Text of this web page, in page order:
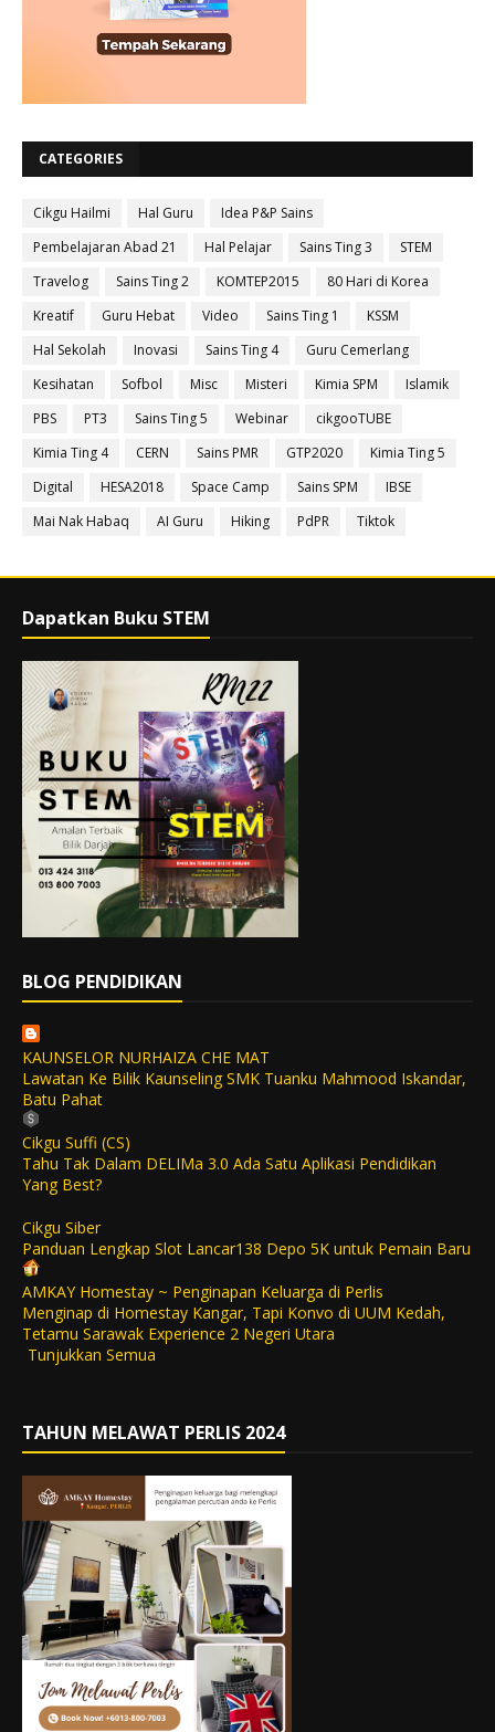
CATEGORIES
Cikgu Hailmi Hal Guru
Idea P&P Sains
Pembelajaran Abad 21
Hal Pelajar Sains Ting 3
STEM
Travelog
Sains Ting 2 KOMTEP2015
80 Hari di Korea
Kreatif
Guru Hebat Video Sains Ting 1
KSSM
Hal Sekolah
Inovasi Sains Ting 4
Guru Cemerlang
Kesihatan
Sofbol Misc Misteri Kimia SPM
Islamik
PBS
PT3 Sains Ting 5 Webinar
cikgooTUBE
Kimia Ting 4
CERN Sains PMR GTP2020
Kimia Ting 5
Digital
HESA2018 Space Camp Sains SPM
IBSE
Mai Nak Habaq
AI Guru Hiking PdPR Tiktok
Dapatkan Buku STEM
BLOG PENDIDIKAN
KAUNSELOR NURHAIZA CHE MAT
Lawatan Ke Bilik Kaunseling SMK Tuanku Mahmood Iskandar,
Batu Pahat
Cikgu Suffi (CS)
Tahu Tak Dalam DELIMa 3.0 Ada Satu Aplikasi Pendidikan
Yang Best?
Cikgu Siber
Panduan Lengkap Slot Lancar138 Depo 5K untuk Pemain Baru
AMKAY Homestay ~ Penginapan Keluarga di Perlis
Menginap di Homestay Kangar, Tapi Konvo di UUM Kedah,
Tetamu Sarawak Experience 2 Negeri Utara
Tunjukkan Semua
TAHUN MELAWAT PERLIS 2024